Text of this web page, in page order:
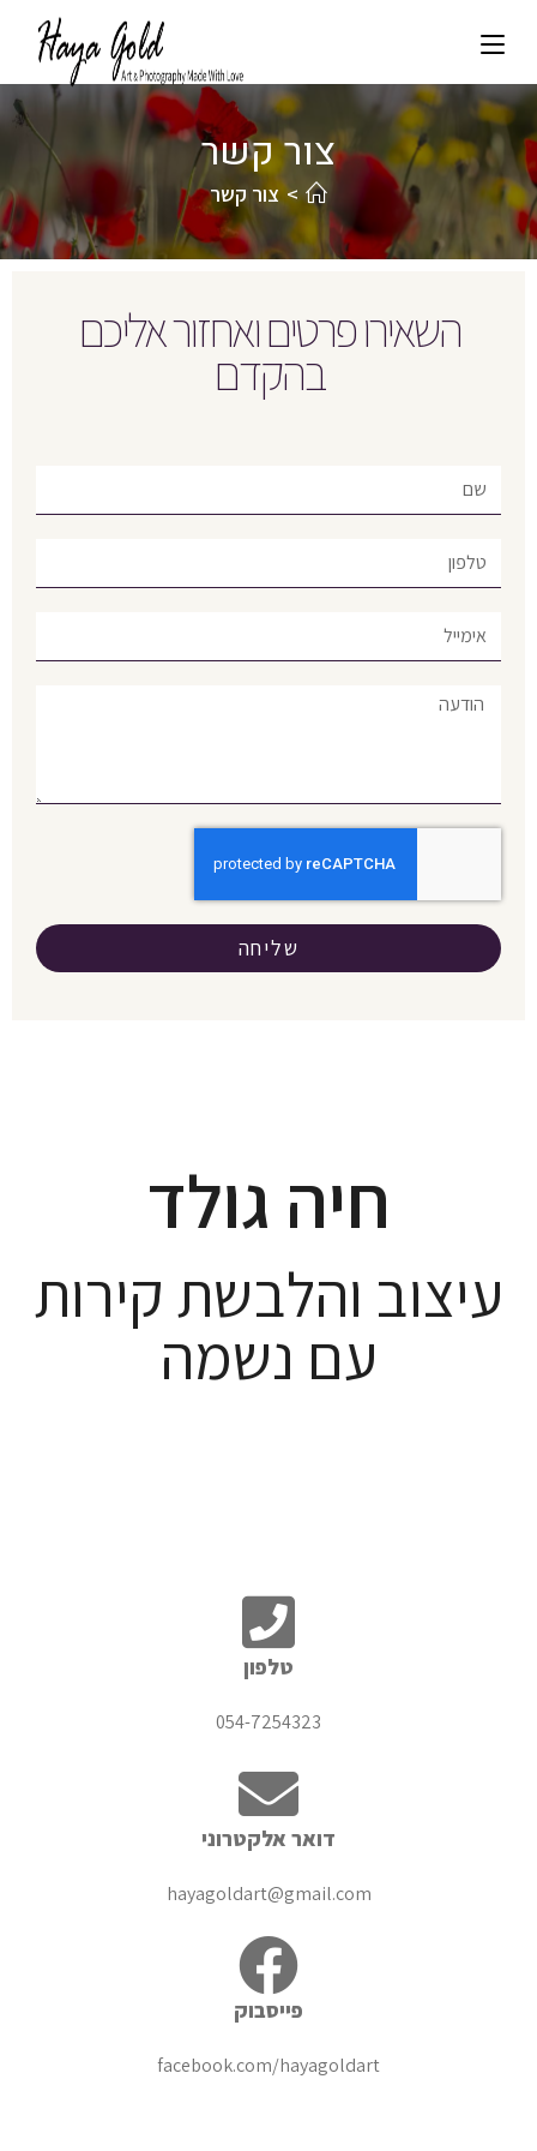
צור קשר
> צור קשר
השאירו פרטים ואחזור אליכם
בהקדם
שליחה
חיה גולד
עיצוב והלבשת קירות
עם נשמה
טלפון
054-7254323
דואר אלקטרוני
hayagoldart@gmail.com
פייסבוק
facebook.com/hayagoldart